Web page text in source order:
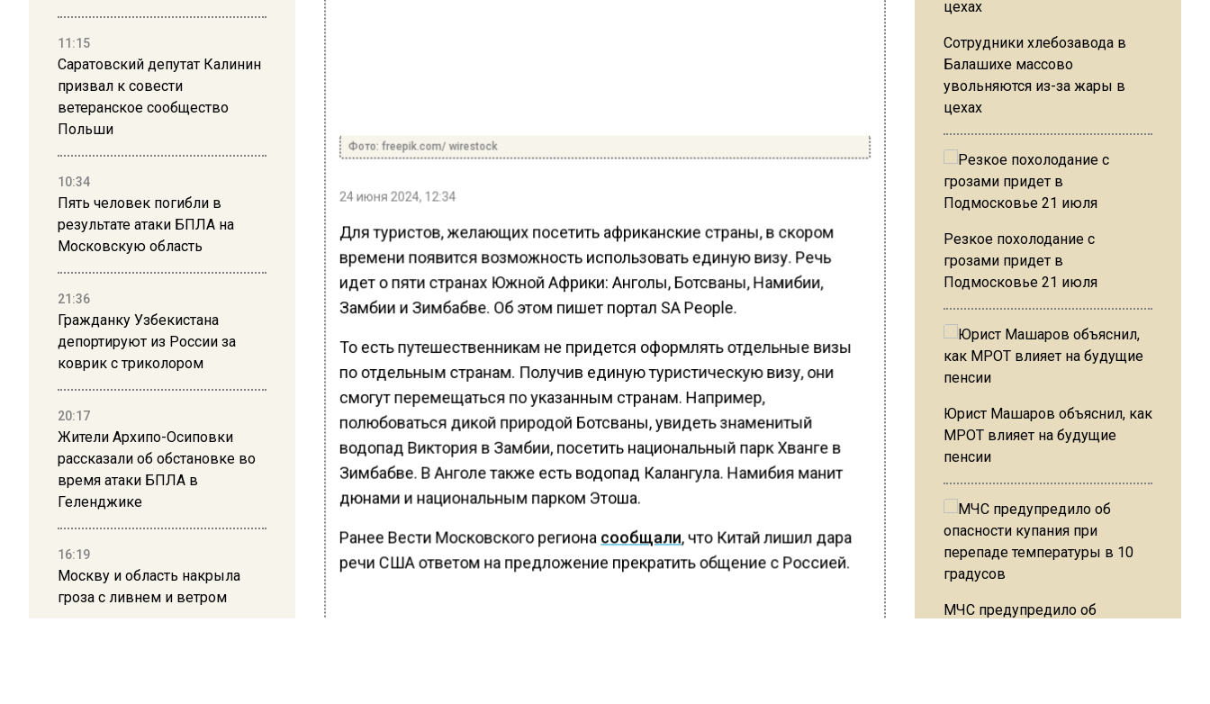
11:15
Саратовский депутат Калинин
призвал к совести
ветеранское сообщество
Польши
10:34
Пять человек погибли в
результате атаки БПЛА на
Московскую область
21:36
Гражданку Узбекистана
депортируют из России за
коврик с триколором
20:17
Жители Архипо-Осиповки
рассказали об обстановке во
время атаки БПЛА в
Геленджике
16:19
Москву и область накрыла
гроза с ливнем и ветром
Фото: freepik.com/ wirestock
24 июня 2024, 12:34
Для туристов, желающих посетить африканские страны, в скором
времени появится возможность использовать единую визу. Речь
идет о пяти странах Южной Африки: Анголы, Ботсваны, Намибии,
Замбии и Зимбабве. Об этом пишет портал SA People.
То есть путешественникам не придется оформлять отдельные визы
по отдельным странам. Получив единую туристическую визу, они
смогут перемещаться по указанным странам. Например,
полюбоваться дикой природой Ботсваны, увидеть знаменитый
водопад Виктория в Замбии, посетить национальный парк Хванге в
Зимбабве. В Анголе также есть водопад Калангула. Намибия манит
дюнами и национальным парком Этоша.
Ранее Вести Московского региона сообщали, что Китай лишил дара
речи США ответом на предложение прекратить общение с Россией.
Сотрудники хлебозавода в
Балашихе массово
увольняются из-за жары в
цехах
Резкое похолодание с
грозами придет в
Подмосковье 21 июля
Юрист Машаров объяснил, как
МРОТ влияет на будущие
пенсии
МЧС предупредило об